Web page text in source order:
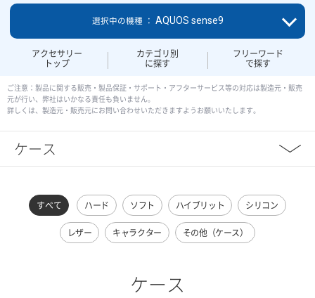
アクセサリー
トップ
カテゴリ別
に探す
フリーワード
で探す
選択中の機種 ： AQUOS sense9
ご注意：製品に関する販売・製品保証・サポート・アフターサービス等の対応は製造元・販売
元が行い、弊社はいかなる責任も負いません。
詳しくは、製造元・販売元にお問い合わせいただきますようお願いいたします。
ケース
すべて ハード ソフト ハイブリット シリコン
レザー キャラクター その他（ケース）
ケース